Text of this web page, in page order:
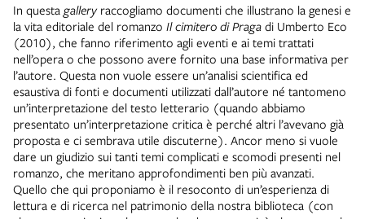
In questa galleryraccogliamo documenti che illustrano la genesi e
la vita editoriale del romanzo Il cimitero di Praga di Umberto Eco
(2010), che fanno riferimento agli eventi e ai temi trattati
nell’opera o che possono avere fornito una base informativa per
l’autore. Questa non vuole essere un’analisi scientifica ed
esaustiva di fonti e documenti utilizzati dall’autore né tantomeno
un’interpretazione del testo letterario (quando abbiamo
presentato un’interpretazione critica è perché altri l’avevano già
proposta e ci sembrava utile discuterne). Ancor meno si vuole
dare un giudizio sui tanti temi complicati e scomodi presenti nel
romanzo, che meritano approfondimenti ben più avanzati.
Quello che qui proponiamo è il resoconto di un’esperienza di
lettura e di ricerca nel patrimonio della nostra biblioteca (con